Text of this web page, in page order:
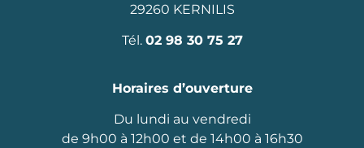
29260 KERNILIS
Tél. 02 98 30 75 27
Horaires d’ouverture
Du lundi au vendredi
de 9h00 à 12h00 et de 14h00 à 16h30